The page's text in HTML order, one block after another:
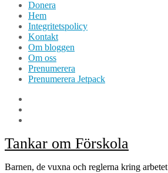
Donera
Hem
Integritetspolicy
Kontakt
Om bloggen
Om oss
Prenumerera
Prenumerera Jetpack
Tankar om Förskola
Barnen, de vuxna och reglerna kring arbetet